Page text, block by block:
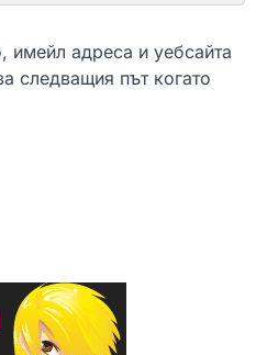
имейл адреса и уебсайта
следващия път когато